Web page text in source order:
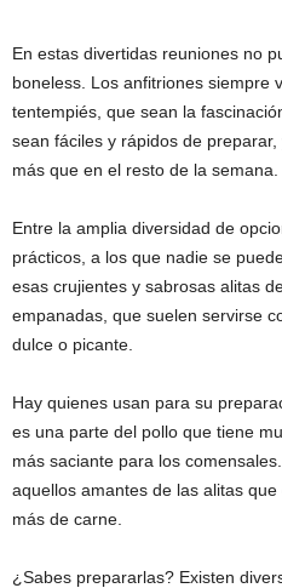
En estas divertidas reuniones no
boneless. Los anfitriones siempre
tentempiés, que sean la
sean fáciles y rápidos de
más que en el resto de la semana.
Entre la amplia diversidad de
prácticos, a los que nadie se
esas crujientes y sabrosas alitas
empanadas, que suelen servirse
dulce o picante.
Hay quienes usan para su
es una parte del pollo que tiene
más saciante para los
aquellos amantes de las alitas
más de carne.
¿Sabes prepararlas? Existen